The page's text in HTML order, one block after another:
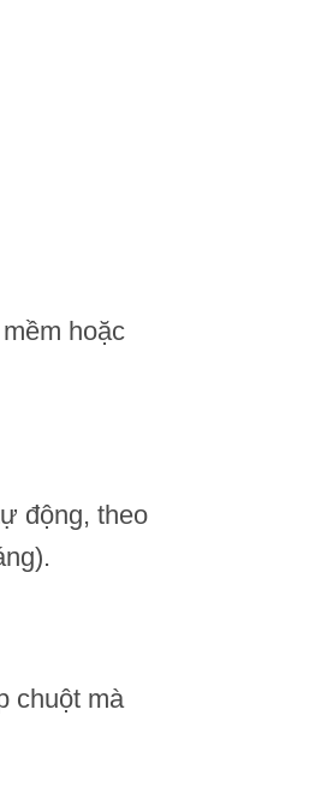
hoặc
động, theo
chuột mà